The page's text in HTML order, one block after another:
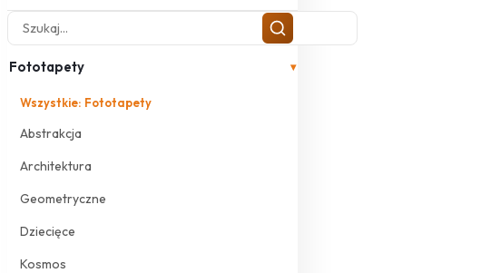
Fototapety ▾
Wszystkie: Fototapety
Abstrakcja
Architektura
Geometryczne
Dziecięce
Kosmos